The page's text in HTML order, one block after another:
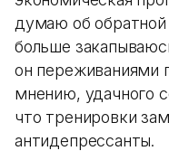
думаю об обратной
больше
он переживаниями
мнению, удачного
что тренировки
антидепрессанты.